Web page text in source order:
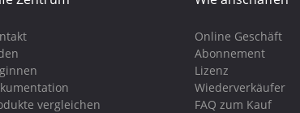
vergleichen
Online Geschäft
Abonnement
Lizenz
Wiederverkäufer
FAQ zum Kauf